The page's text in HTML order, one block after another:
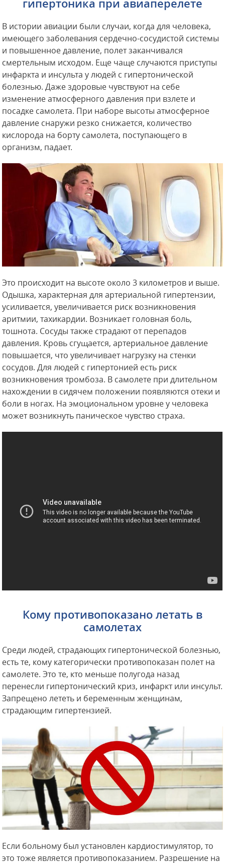
гипертоника при авиаперелете
В истории авиации были случаи, когда для человека,
имеющего заболевания сердечно-сосудистой системы
и повышенное давление, полет заканчивался
смертельным исходом. Еще чаще случаются приступы
инфаркта и инсульта у людей с гипертонической
болезнью. Даже здоровые чувствуют на себе
изменение атмосферного давления при взлете и
посадке самолета. При наборе высоты атмосферное
давление снаружи резко снижается, количество
кислорода на борту самолета, поступающего в
организм, падает.
Это происходит на высоте около 3 километров и выше.
Одышка, характерная для артериальной гипертензии,
усиливается, увеличивается риск возникновения
аритмии, тахикардии. Возникает головная боль,
тошнота. Сосуды также страдают от перепадов
давления. Кровь сгущается, артериальное давление
повышается, что увеличивает нагрузку на стенки
сосудов. Для людей с гипертонией есть риск
возникновения тромбоза. В самолете при длительном
нахождении в сидячем положении появляются отеки и
боли в ногах. На эмоциональном уровне у человека
может возникнуть паническое чувство страха.
Кому противопоказано летать в
самолетах
Среди людей, страдающих гипертонической болезнью,
есть те, кому категорически противопоказан полет на
самолете. Это те, кто меньше полугода назад
перенесли гипертонический криз, инфаркт или инсульт.
Запрещено лететь и беременным женщинам,
страдающим гипертензией.
Если больному был установлен кардиостимулятор, то
это тоже является противопоказанием. Разрешение на